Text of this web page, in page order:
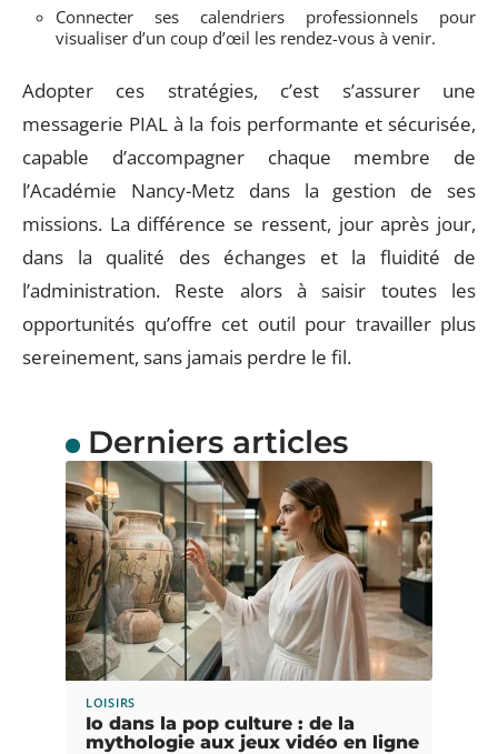
Connecter ses calendriers professionnels pour
visualiser d’un coup d’œil les rendez-vous à venir.
Adopter ces stratégies, c’est s’assurer une
messagerie PIAL à la fois performante et sécurisée,
capable d’accompagner chaque membre de
l’Académie Nancy-Metz dans la gestion de ses
missions. La différence se ressent, jour après jour,
dans la qualité des échanges et la fluidité de
l’administration. Reste alors à saisir toutes les
opportunités qu’offre cet outil pour travailler plus
sereinement, sans jamais perdre le fil.
Derniers articles
LOISIRS
Io dans la pop culture : de la
mythologie aux jeux vidéo en ligne